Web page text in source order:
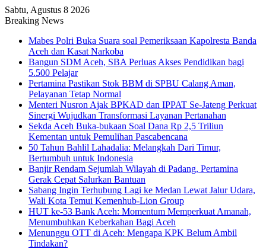
Sabtu, Agustus 8 2026
Breaking News
Mabes Polri Buka Suara soal Pemeriksaan Kapolresta Banda
Aceh dan Kasat Narkoba
Bangun SDM Aceh, SBA Perluas Akses Pendidikan bagi
5.500 Pelajar
Pertamina Pastikan Stok BBM di SPBU Calang Aman,
Pelayanan Tetap Normal
Menteri Nusron Ajak BPKAD dan IPPAT Se-Jateng Perkuat
Sinergi Wujudkan Transformasi Layanan Pertanahan
Sekda Aceh Buka-bukaan Soal Dana Rp 2,5 Triliun
Kementan untuk Pemulihan Pascabencana
50 Tahun Bahlil Lahadalia: Melangkah Dari Timur,
Bertumbuh untuk Indonesia
Banjir Rendam Sejumlah Wilayah di Padang, Pertamina
Gerak Cepat Salurkan Bantuan
Sabang Ingin Terhubung Lagi ke Medan Lewat Jalur Udara,
Wali Kota Temui Kemenhub-Lion Group
HUT ke-53 Bank Aceh: Momentum Memperkuat Amanah,
Menumbuhkan Keberkahan Bagi Aceh
Menunggu OTT di Aceh: Mengapa KPK Belum Ambil
Tindakan?